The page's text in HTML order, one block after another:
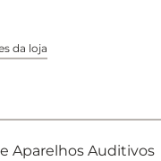
da loja
Aparelhos Auditivos